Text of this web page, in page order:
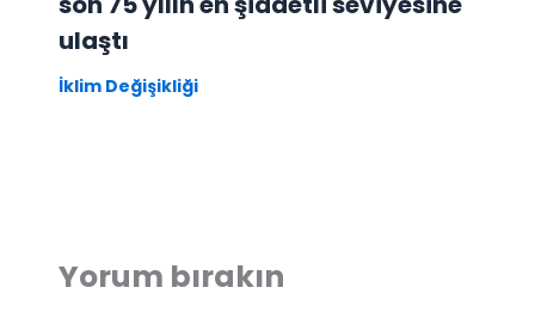
ulaştı
İklim Değişikliği
Yorum bırakın